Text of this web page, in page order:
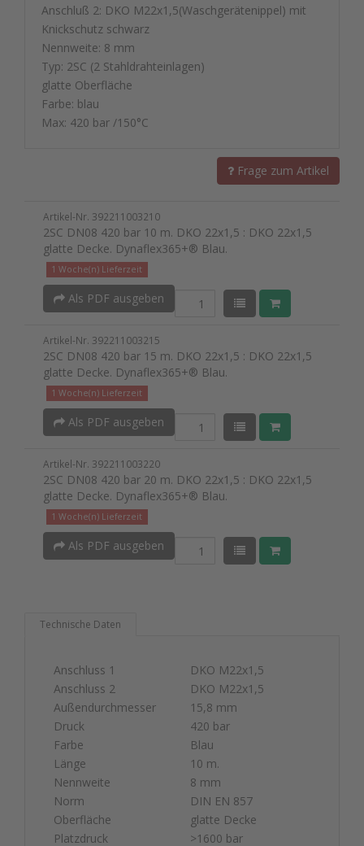
Anschluß 2: DKO M22x1,5(Waschgerätenippel) mit
Knickschutz schwarz
Nennweite: 8 mm
Typ: 2SC (2 Stahldrahteinlagen)
glatte Oberfläche
Farbe: blau
Max: 420 bar /150°C
Frage zum Artikel
Artikel-Nr. 392211003210
2SC DN08 420 bar 10 m. DKO 22x1,5 : DKO 22x1,5
glatte Decke. Dynaflex365+® Blau.
1 Woche(n) Lieferzeit
Als PDF ausgeben
Artikel-Nr. 392211003215
2SC DN08 420 bar 15 m. DKO 22x1,5 : DKO 22x1,5
glatte Decke. Dynaflex365+® Blau.
1 Woche(n) Lieferzeit
Als PDF ausgeben
Artikel-Nr. 392211003220
2SC DN08 420 bar 20 m. DKO 22x1,5 : DKO 22x1,5
glatte Decke. Dynaflex365+® Blau.
1 Woche(n) Lieferzeit
Als PDF ausgeben
Technische Daten
Anschluss 1
DKO M22x1,5
Anschluss 2
DKO M22x1,5
Außendurchmesser
15,8 mm
Druck
420 bar
Farbe
Blau
Länge
10 m.
Nennweite
8 mm
Norm
DIN EN 857
Oberfläche
glatte Decke
Platzdruck
>1600 bar